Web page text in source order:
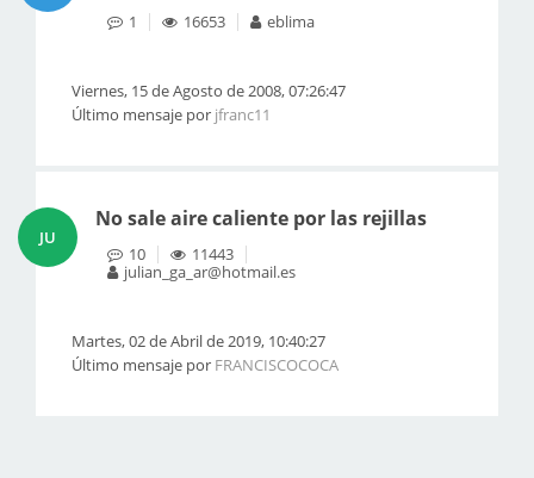
1 16653 eblima
Viernes, 15 de Agosto de 2008, 07:26:47
Último mensaje por jfranc11
JU
No sale aire caliente por las rejillas
10
11443
julian_ga_ar@hotmail.es
Martes, 02 de Abril de 2019, 10:40:27
Último mensaje por FRANCISCOCOCA